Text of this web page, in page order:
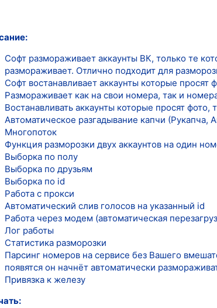
Софт размораживает аккаунты ВК, только те
размораживает. Отлично подходит для
Софт востанавливает аккаунты которые просят
Размораживает как на свои номера, так и
Востанавливать аккаунты которые просят
Автоматическое разгадывание капчи (Рукапча,
Многопоток
Функция разморозки двух аккаунтов на один
Выборка по полу
Выборка по друзьям
Выборка по id
Работа с прокси
Автоматический слив голосов на указанный id
Работа через модем (автоматическая
Лог работы
Статистика разморозки
Парсинг номеров на сервисе без Вашего
появятся он начнёт автоматически
Привязка к железу